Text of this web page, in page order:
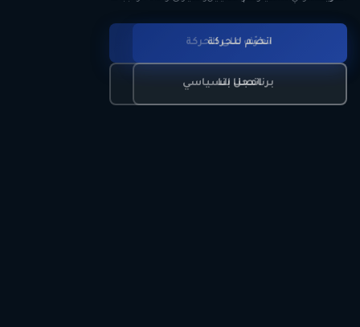
تعرّف على الحركة
برنامجنا السياسي
انضم للحركة
اتصل بنا